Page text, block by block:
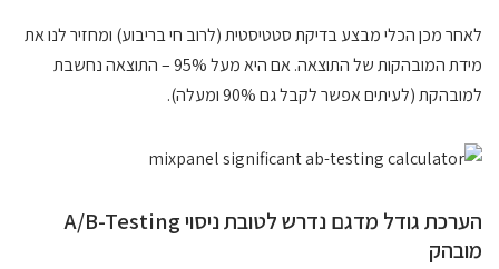
לאחר מכן הכלי מבצע בדיקת סטטיסטית (לרוב חי בריבוע) ומחזיר לנו את
מידת המובהקות של התוצאה. אם היא מעל 95% – התוצאה נחשבת
למובהקת (לעיתים אפשר לקבל גם 90% ומעלה).
הערכת גודל מדגם נדרש לטובת ניסוי A/B-Testing
מובהק